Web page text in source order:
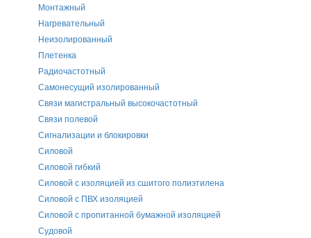
Монтажный
Нагревательный
Неизолированный
Плетенка
Радиочастотный
Самонесущий изолированный
Связи магистральный высокочастотный
Связи полевой
Сигнализации и блокировки
Силовой
Силовой гибкий
Силовой с изоляцией из сшитого полиэтилена
Силовой с ПВХ изоляцией
Силовой с пропитанной бумажной изоляцией
Судовой